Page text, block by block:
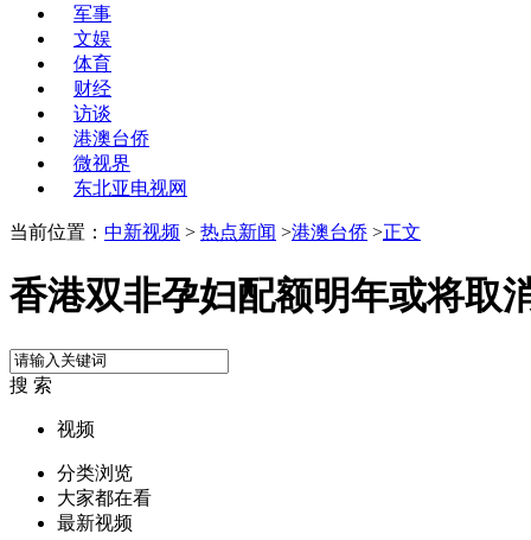
军事
文娱
体育
财经
访谈
港澳台侨
微视界
东北亚电视网
当前位置： 中新视频 > 热点新闻 >港澳台侨 >正文
香港双非孕妇配额明年或将取
搜 索
视频
分类浏览
大家都在看
最新视频